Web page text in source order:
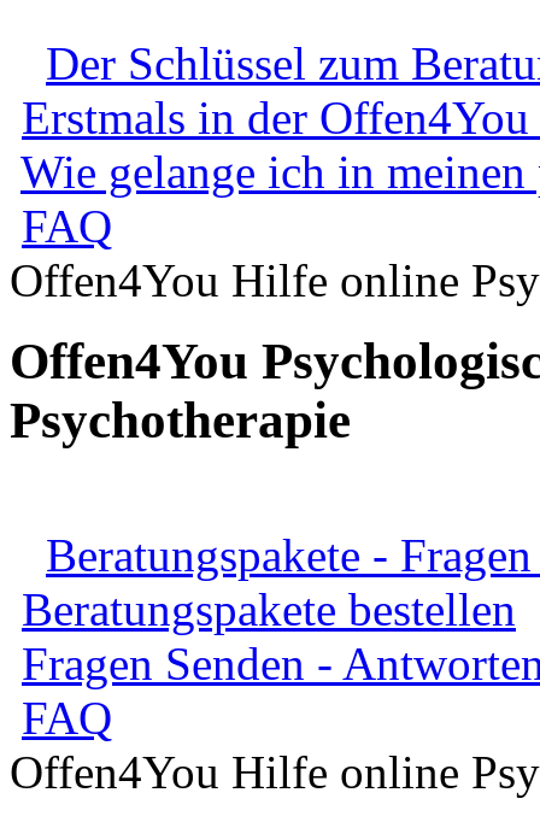
Der Schlüssel zum
Erstmals in der
Wie gelange ich in
FAQ
Offen4You Hilfe online
Offen4You
Psychotherapie
Beratungspakete -
Beratungspakete bestellen
Fragen Senden -
FAQ
Offen4You Hilfe online